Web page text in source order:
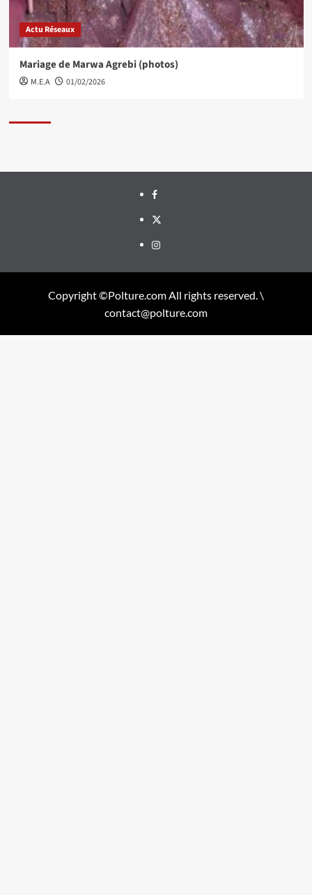
Actu Réseaux
Mariage de Marwa Agrebi (photos)
M.E.A 01/02/2026
Facebook
Twitter
Instagram
Copyright ©Polture.com All rights reserved. \
contact@polture.com